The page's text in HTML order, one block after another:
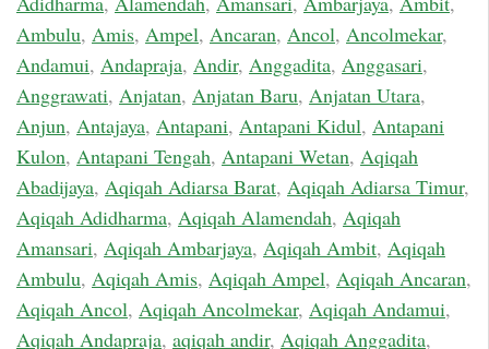
Ambulu, Amis, Ampel, Ancaran, Ancol, Ancolmekar,
Andamui, Andapraja, Andir, Anggadita, Anggasari,
Anggrawati, Anjatan, Anjatan Baru, Anjatan Utara,
Anjun, Antajaya, Antapani, Antapani Kidul, Antapani
Kulon, Antapani Tengah, Antapani Wetan, Aqiqah
Abadijaya, Aqiqah Adiarsa Barat, Aqiqah Adiarsa Timur,
Aqiqah Adidharma, Aqiqah Alamendah, Aqiqah
Amansari, Aqiqah Ambarjaya, Aqiqah Ambit, Aqiqah
Ambulu, Aqiqah Amis, Aqiqah Ampel, Aqiqah Ancaran,
Aqiqah Ancol, Aqiqah Ancolmekar, Aqiqah Andamui,
Aqiqah Andapraja, aqiqah andir, Aqiqah Anggadita,